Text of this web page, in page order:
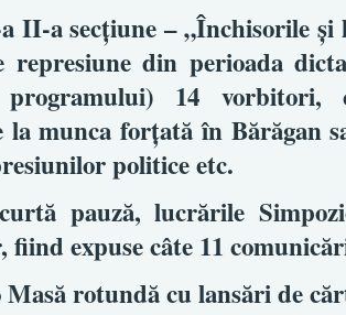
II-a secţiune – „Închisorile
represiune din perioada
programului) 14 vorbitori,
la munca forţată în Bărăgan
politice etc.
pauză, lucrările
fiind expuse câte 11
rotundă cu lansări de